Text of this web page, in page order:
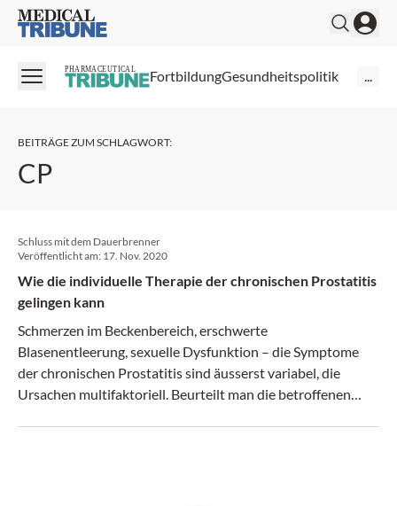
Medical Tribune
PHARMACEUTICAL FortbildungGesundheitspolitik ...
BEITRÄGE ZUM SCHLAGWORT:
CP
Schluss mit dem Dauerbrenner
Veröffentlicht am: 17. Nov. 2020
Wie die individuelle Therapie der chronischen Prostatitis
gelingen kann
Schmerzen im Beckenbereich, erschwerte
Blasenentleerung, sexuelle Dysfunktion – die Symptome
der chronischen Prostatitis sind äusserst variabel, die
Ursachen multifaktoriell. Beurteilt man die betroffenen